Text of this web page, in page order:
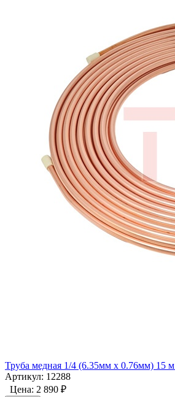
Труба медная 1/4 (6.35мм x 0.76мм) 15
Артикул: 12288
Цена: 2 890 ₽